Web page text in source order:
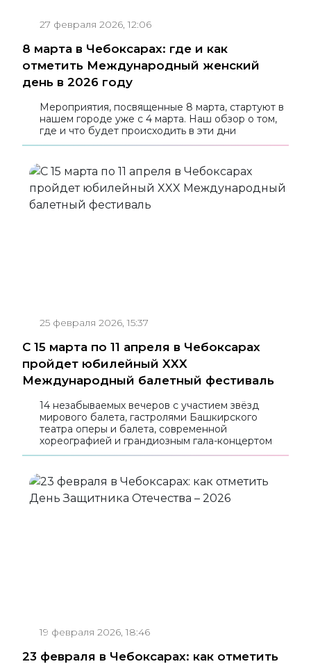
27 февраля 2026, 12:06
8 марта в Чебоксарах: где и как
отметить Международный женский
день в 2026 году
Мероприятия, посвященные 8 марта, стартуют в
нашем городе уже с 4 марта. Наш обзор о том,
где и что будет происходить в эти дни
25 февраля 2026, 15:37
С 15 марта по 11 апреля в Чебоксарах
пройдет юбилейный XXX
Международный балетный фестиваль
14 незабываемых вечеров с участием звёзд
мирового балета, гастролями Башкирского
театра оперы и балета, современной
хореографией и грандиозным гала-концертом
19 февраля 2026, 18:46
23 февраля в Чебоксарах: как отметить